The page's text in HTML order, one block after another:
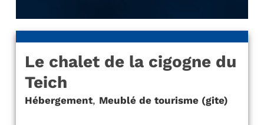
Le chalet de la cigogne du
Teich
Hébergement, Meublé de tourisme (gite)